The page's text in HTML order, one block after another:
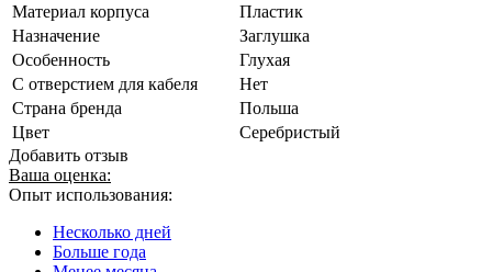
Материал корпуса
Пластик
Назначение
Заглушка
Особенность
Глухая
С отверстием для кабеля
Нет
Страна бренда
Польша
Цвет
Серебристый
Добавить отзыв
Ваша оценка:
Опыт использования:
Несколько дней
Больше года